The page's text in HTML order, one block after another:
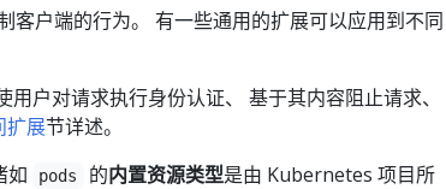
客户端的行为。 有一些通用的扩展可以应用到不同
户对请求执行身份认证、 基于其内容阻止请求、
扩展节详述。
如 pods 的内置资源类型是由 Kubernetes 项目所